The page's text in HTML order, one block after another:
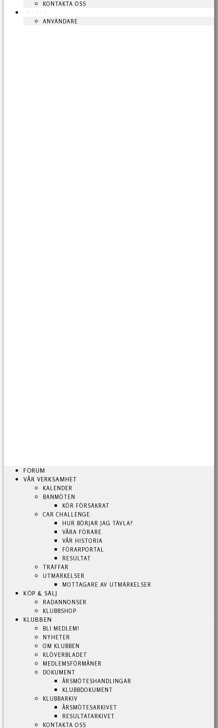
KONTAKTA OSS
ANVÄNDARE
FORUM
VÅR VERKSAMHET
KALENDER
BANMÖTEN
KÖR FÖRSÄKRAT
CAR CHALLENGE
HUR BÖRJAR JAG TÄVLA?
VÅRA FÖRARE
VÅR HISTORIA
FÖRARPORTAL
RESULTAT
TRÄFFAR
UTMÄRKELSER
MOTTAGARE AV UTMÄRKELSER
KÖP & SÄLJ
RADANNONSER
KLUBBSHOP
KLUBBEN
BLI MEDLEM!
NYHETER
OM KLUBBEN
KLÖVERBLADET
MEDLEMSFÖRMÅNER
DOKUMENT
ÅRSMÖTESHANDLINGAR
KLUBBDOKUMENT
KLUBBARKIV
ÅRSMÖTESARKIVET
RESULTATARKIVET
KONTAKTA OSS